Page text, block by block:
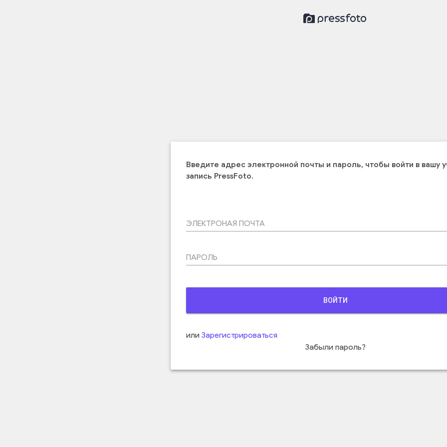
Введите адрес электронной почты и пароль, чтобы войти в вашу
запись PressFoto.
ЭЛЕКТРОНАЯ ПОЧТА
ПАРОЛЬ
ВОЙТИ
или Зарегистрироваться
Забыли пароль?